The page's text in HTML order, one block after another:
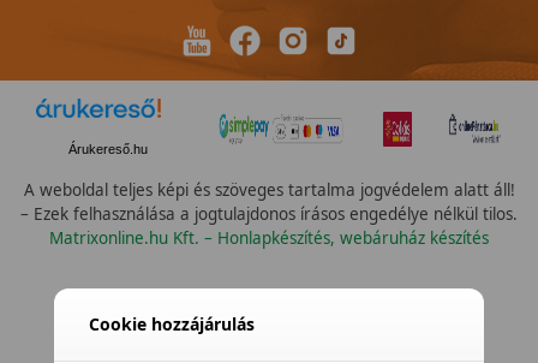
Árukereső.hu
A weboldal teljes képi és szöveges tartalma jogvédelem alatt áll!
– Ezek felhasználása a jogtulajdonos írásos engedélye nélkül tilos.
Matrixonline.hu Kft. – Honlapkészítés, webáruház készítés
Cookie hozzájárulás